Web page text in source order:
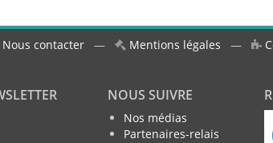
Nous contacter — Mentions légales —
NOUS SUIVRE
Nos médias
Partenaires-relais